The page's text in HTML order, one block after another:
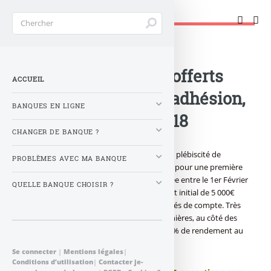
Changer de banque !
Fortuneo Vie : 150€ offerts
pour une première adhésion,
jusqu’au 31 mars 2018
Nouvelle offre de bienvenue sur le contrat plébiscité de
Fortuneo : une prime de 150 euros offerte pour une première
adhésion au contrat Fortuneo Vie effectuée entre le 1er Février
2018 et le 31 Mars 2018, avec un versement initial de 5 000€
minimum investis à 30 % au moins en unités de compte. Très
recherchées, des SCPI composent ces dernières, au côté des
deux fonds euros de Suravenir, 2% et 2.80% de rendement au
ACCUEIL
BANQUES EN LIGNE
CHANGER DE BANQUE ?
PROBLÈMES AVEC MA BANQUE
QUELLE BANQUE CHOISIR ?
Se connecter | Mentions légales|
Conditions d’utilisation| Contacter je-